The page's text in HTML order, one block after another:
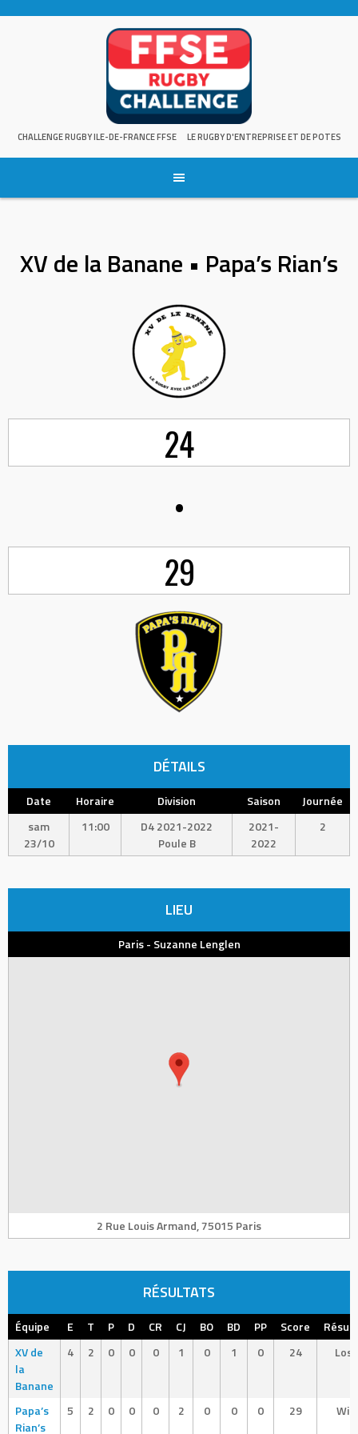
CHALLENGE RUGBY ILE-DE-FRANCE FFSE LE RUGBY D'ENTREPRISE ET DE POTES
XV de la Banane • Papa’s Rian’s
24
•
29
DÉTAILS
Date Horaire Division Saison
Journée
sam
23/10
11:00
D4 2021-2022
Poule B
2021-
2022
2
LIEU
Paris - Suzanne Lenglen
2 Rue Louis Armand, 75015 Paris
RÉSULTATS
Équipe E T P D CR CJ BO BD PP Score
XV de
la
Banane
4 2 0 0 0 1 0 1 0 24 Loss
Papa’s
Rian’s
5 2 0 0 0 2 0 0 0 29 Win